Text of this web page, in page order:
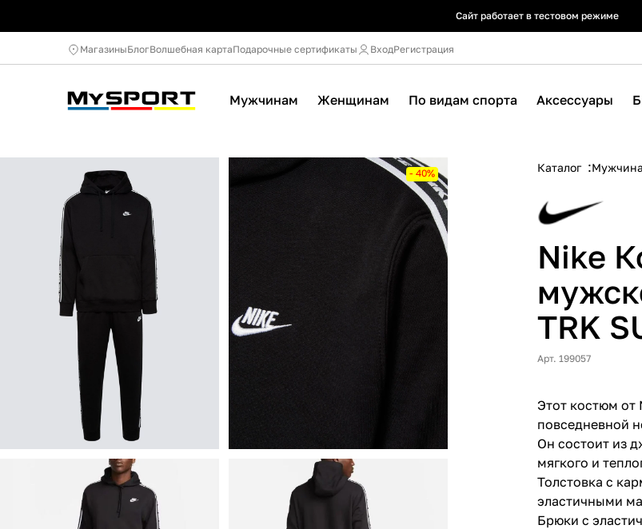
Сайт работает в тестовом режиме
Сайт работает в тестовом режиме
Сайт работает в тестовом режиме
МагазиныБлогВолшебная картаПодарочные сертификаты ВходРегистрация
Мужчинам Женщинам По видам спорта Аксессуары
- 40% Каталог
Nike
TRK
Арт. 199057
Этот костюм от
повседневной
Он состоит из
мягкого и
Толстовка с
эластичными
Брюки с